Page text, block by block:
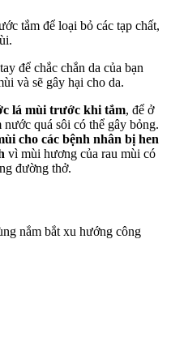
tắm để loại bỏ các tạp chất,
để chắc chắn da của bạn
và sẽ gây hại cho da.
lá mùi trước khi tắm, để ở
quá sôi có thể gây bỏng.
cho các bệnh nhân bị hen
vì mùi hương của rau mùi có
đường thở.
nắm bắt xu hướng công